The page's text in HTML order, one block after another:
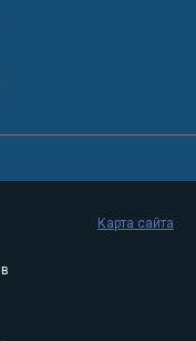
Карта сайта